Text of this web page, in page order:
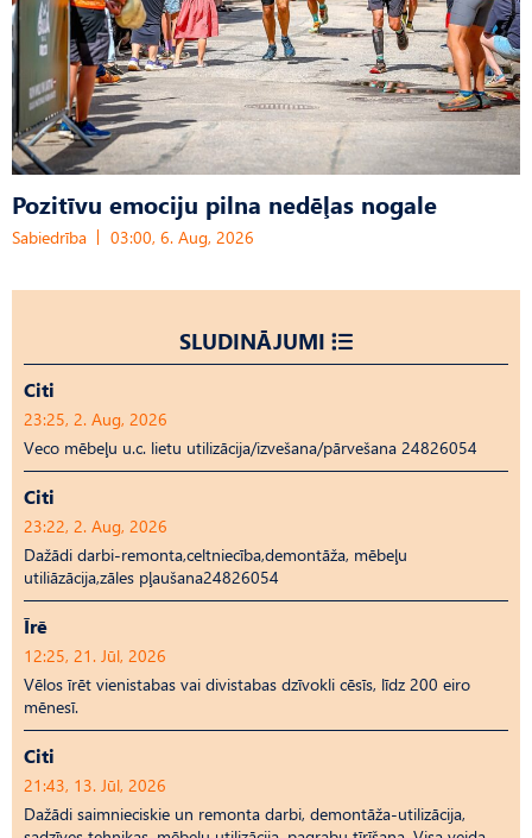
Pozitīvu emociju pilna nedēļas nogale
Sabiedrība 03:00, 6. Aug, 2026
SLUDINĀJUMI
Citi
23:25, 2. Aug, 2026
Veco mēbeļu u.c. lietu utilizācija/izvešana/pārvešana 24826054
Citi
23:22, 2. Aug, 2026
Dažādi darbi-remonta,celtniecība,demontāža, mēbeļu
utiliāzācija,zāles pļaušana24826054
Īrē
12:25, 21. Jūl, 2026
Vēlos īrēt vienistabas vai divistabas dzīvokli cēsīs, līdz 200 eiro
mēnesī.
Citi
21:43, 13. Jūl, 2026
Dažādi saimnieciskie un remonta darbi, demontāža-utilizācija,